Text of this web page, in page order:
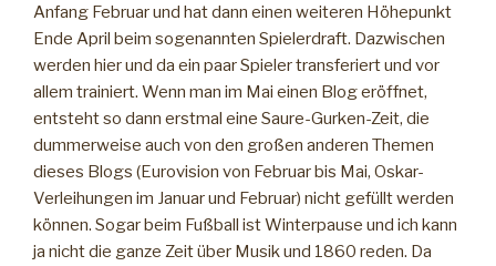
Anfang Februar und hat dann einen weiteren Höhepunkt
Ende April beim sogenannten Spielerdraft. Dazwischen
werden hier und da ein paar Spieler transferiert und vor
allem trainiert. Wenn man im Mai einen Blog eröffnet,
entsteht so dann erstmal eine Saure-Gurken-Zeit, die
dummerweise auch von den großen anderen Themen
dieses Blogs (Eurovision von Februar bis Mai, Oskar-
Verleihungen im Januar und Februar) nicht gefüllt werden
können. Sogar beim Fußball ist Winterpause und ich kann
ja nicht die ganze Zeit über Musik und 1860 reden. Da